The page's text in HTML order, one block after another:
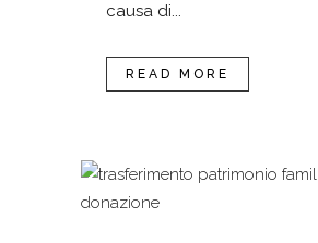
causa di...
READ MORE